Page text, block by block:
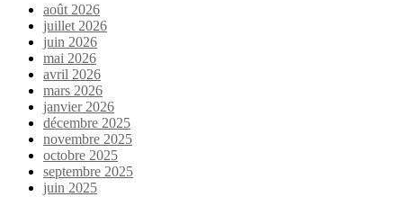
août 2026
juillet 2026
juin 2026
mai 2026
avril 2026
mars 2026
janvier 2026
décembre 2025
novembre 2025
octobre 2025
septembre 2025
juin 2025